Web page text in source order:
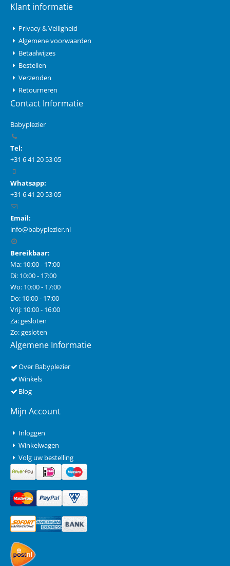
Klant informatie
Privacy & Veiligheid
Algemene voorwaarden
Betaalwijzes
Bestellen
Verzenden
Retourneren
Contact Informatie
Babyplezier
Tel:
+31 6 41 20 53 05
Whatsapp:
+31 6 41 20 53 05
Email:
info@babyplezier.nl
Bereikbaar:
Ma: 10:00 - 17:00
Di: 10:00 - 17:00
Wo: 10:00 - 17:00
Do: 10:00 - 17:00
Vrij: 10:00 - 16:00
Za: gesloten
Zo: gesloten
Algemene Informatie
Over Babyplezier
Winkels
Blog
Mijn Account
Inloggen
Winkelwagen
Volg uw bestelling